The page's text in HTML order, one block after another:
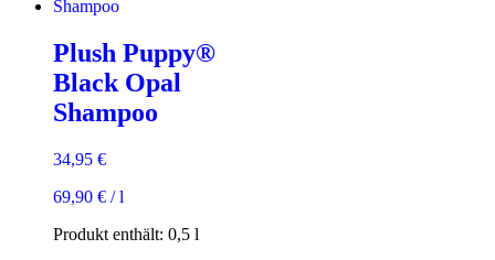
Plush Puppy®
Black Opal
Shampoo
34,95 €
69,90 € /l
Produkt enthält: 0,5 l